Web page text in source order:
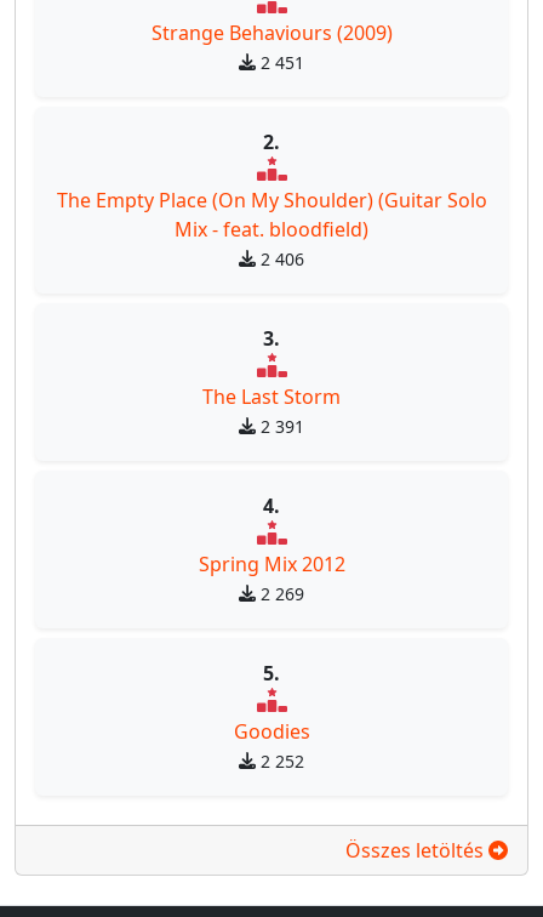
Strange Behaviours (2009)
2 451
2.
The Empty Place (On My Shoulder) (Guitar Solo
Mix - feat. bloodfield)
2 406
3.
The Last Storm
2 391
4.
Spring Mix 2012
2 269
5.
Goodies
2 252
Összes letöltés